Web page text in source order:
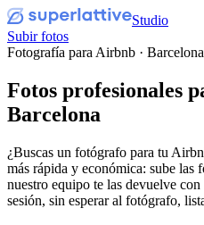
Studio
Subir fotos
Fotografía para Airbnb ·
Fotos profesionales
Barcelona
¿Buscas un fotógrafo para tu
más rápida y económica: sube las
nuestro equipo te las devuelve
sesión, sin esperar al fotógrafo,